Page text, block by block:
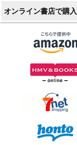
オンライン書店で購